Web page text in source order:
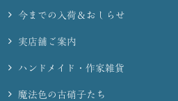
今までの入荷＆おしらせ
実店舗ご案内
ハンドメイド・作家雑貨
魔法色の古硝子たち